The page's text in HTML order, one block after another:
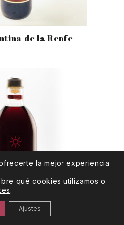
de la Renfe
la mejor experiencia
qué cookies utilizamos o
.
Ajustes